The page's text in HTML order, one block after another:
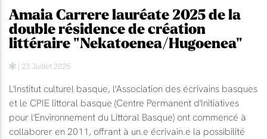
Amaia Carrere lauréate 2025 de la
double résidence de création
littéraire "Nekatoenea/Hugoenea"
| 23 Juillet 2025
L'Institut culturel basque, l'Association des écrivains basques
et le CPIE littoral basque (Centre Permanent d'Initiatives
pour l'Environnement du Littoral Basque) ont commencé à
collaborer en 2011, offrant à un.e écrivain.e la possibilité